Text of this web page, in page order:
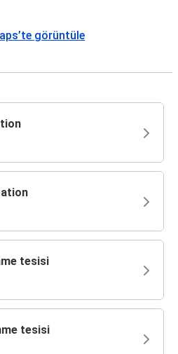
görüntüle
tesisi
tesisi